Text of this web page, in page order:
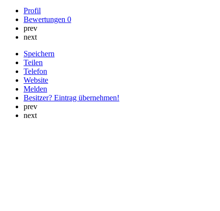
Profil
Bewertungen 0
prev
next
Speichern
Teilen
Telefon
Website
Melden
Besitzer? Eintrag übernehmen!
prev
next